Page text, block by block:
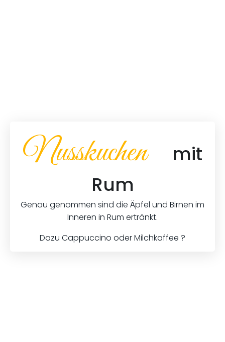
Nusskuchen
mit
Rum
Genau genommen sind die Äpfel und Birnen im
Inneren in Rum ertränkt.
Dazu Cappuccino oder Milchkaffee ?